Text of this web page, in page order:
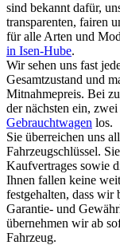
sind bekannt dafür,
transparenten, fairen
für alle Arten und
in Isen-Hube.
Wir sehen uns fast
Gesamtzustand und
Mitnahmepreis. Bei
der nächsten ein,
Gebrauchtwagen los.
Sie überreichen uns
Fahrzeugschlüssel.
Kaufvertrages sowie
Ihnen fallen keine
festgehalten, dass wir
Garantie- und
übernehmen wir ab
Fahrzeug.